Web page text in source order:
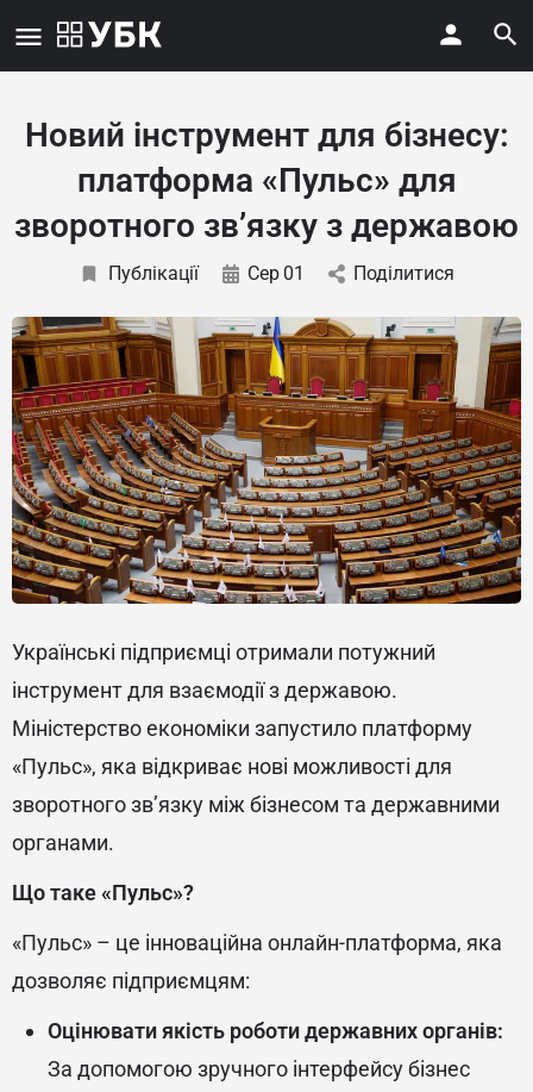
Новий інструмент для бізнесу:
платформа «Пульс» для
зворотного зв’язку з державою
Публікації Сер 01 Поділитися
Українські підприємці отримали потужний
інструмент для взаємодії з державою.
Міністерство економіки запустило платформу
«Пульс», яка відкриває нові можливості для
зворотного зв’язку між бізнесом та державними
органами.
Що таке «Пульс»?
«Пульс» – це інноваційна онлайн-платформа, яка
дозволяє підприємцям:
Оцінювати якість роботи державних органів:
За допомогою зручного інтерфейсу бізнес